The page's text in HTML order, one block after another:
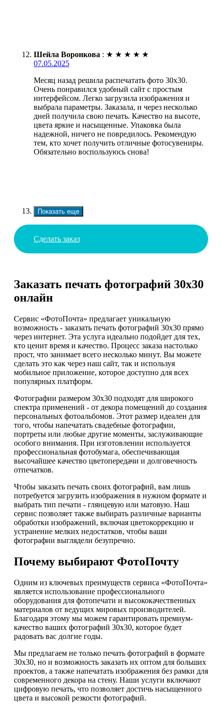
Шейла Воронкова : ★ ★ ★ ★ ★
07.05.2025
Месяц назад решила распечатать фото 30х30.
Очень понравился удобный сайт с простым
интерфейсом. Легко загрузила изображения и
выбрала параметры. Заказала, и через несколько
дней получила свою печать. Качество на высоте,
цвета яркие и насыщенные. Упаковка была
надежной, ничего не повредилось. Рекомендую
тем, кто хочет получить отличные фотосувениры.
Обязательно воспользуюсь снова!
Показать еще
Сделать заказ
Заказать печать фотографий 30х30
онлайн
Сервис «ФотоПочта» предлагает уникальную
возможность - заказать печать фотографий 30х30 прямо
через интернет. Эта услуга идеально подойдет для тех,
кто ценит время и качество. Процесс заказа настолько
прост, что занимает всего несколько минут. Вы можете
сделать это как через наш сайт, так и используя
мобильное приложение, которое доступно для всех
популярных платформ.
Фотографии размером 30х30 подходят для широкого
спектра применений - от декора помещений до создания
персональных фотоальбомов. Этот размер идеален для
того, чтобы напечатать свадебные фотографии,
портреты или любые другие моменты, заслуживающие
особого внимания. При изготовлении используется
профессиональная фотобумага, обеспечивающая
высочайшее качество цветопередачи и долговечность
отпечатков.
Чтобы заказать печать своих фотографий, вам лишь
потребуется загрузить изображения в нужном формате и
выбрать тип печати - глянцевую или матовую. Наш
сервис позволяет также выбирать различные варианты
обработки изображений, включая цветокоррекцию и
устранение мелких недостатков, чтобы ваши
фотографии выглядели безупречно.
Почему выбирают ФотоПочту
Одним из ключевых преимуществ сервиса «ФотоПочта»
является использование профессионального
оборудования для фотопечати и высококачественных
материалов от ведущих мировых производителей.
Благодаря этому мы можем гарантировать премиум-
качество ваших фотографий 30х30, которое будет
радовать вас долгие годы.
Мы предлагаем не только печать фотографий в формате
30х30, но и возможность заказать их оптом для больших
проектов, а также напечатать изображения без рамки для
современного декора на стену. Наши услуги включают
цифровую печать, что позволяет достичь насыщенного
цвета и высокой резкости фотографий.